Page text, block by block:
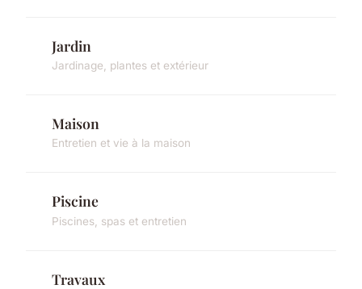
Jardin
Jardinage, plantes et extérieur
Maison
Entretien et vie à la maison
Piscine
Piscines, spas et entretien
Travaux